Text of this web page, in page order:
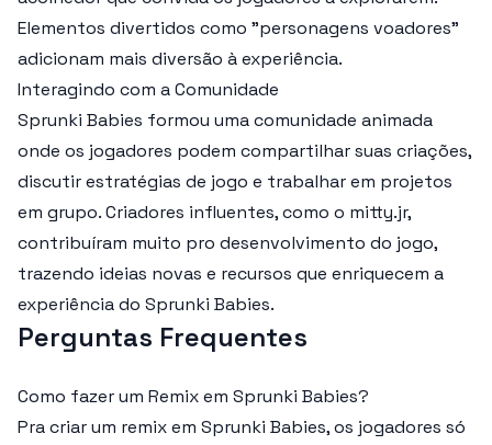
Elementos divertidos como "personagens voadores"
adicionam mais diversão à experiência.
Interagindo com a Comunidade
Sprunki Babies formou uma comunidade animada
onde os jogadores podem compartilhar suas criações,
discutir estratégias de jogo e trabalhar em projetos
em grupo. Criadores influentes, como o mitty.jr,
contribuíram muito pro desenvolvimento do jogo,
trazendo ideias novas e recursos que enriquecem a
experiência do Sprunki Babies.
Perguntas Frequentes
Como fazer um Remix em Sprunki Babies?
Pra criar um remix em Sprunki Babies, os jogadores só